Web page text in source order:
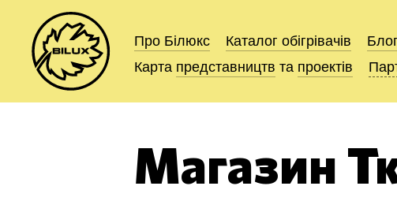
Про Білюкс Каталог обігрівачів
Блог
Карта представництв та проектів
Про Білюкс Каталог обігрівачів
Блог
Карта представництв та проектів
Магазин